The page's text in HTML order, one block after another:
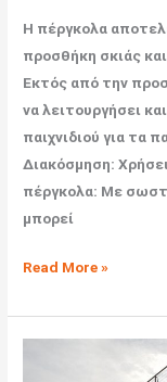
Η πέργκολα
προσθήκη σκιάς
Εκτός από την
να λειτουργήσει
παιχνιδιού για τα
Διακόσμηση:
πέργκολα: Με
μπορεί
Read More »